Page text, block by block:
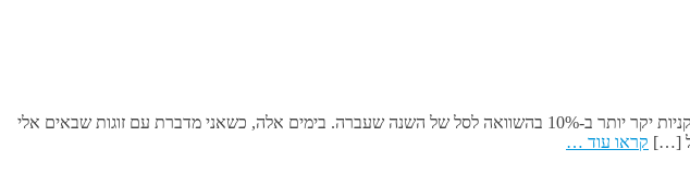
הצצה מהירה במוסף הכלכלי בעיתון גילתה לי שבדיקת הסלים האחרונה שבוצעה ברשתות השיווק התברר שהשנה סל הקניות יקר יותר ב-10% בהשוואה לסל של השנה שעברה. בימים אלה, כשאני מדברת עם זוגות שבאים אלי
[…] קראו עוד …